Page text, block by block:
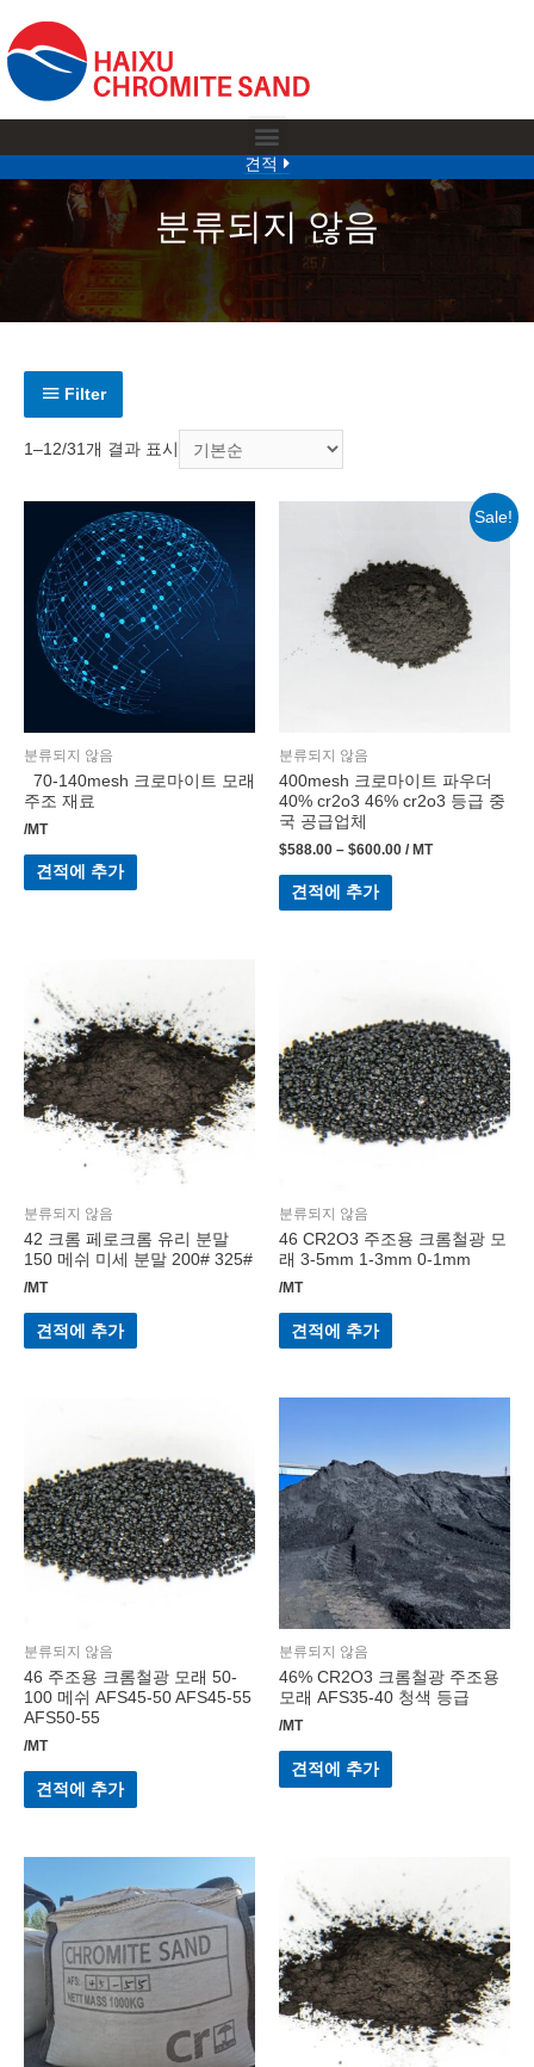
견적
분류되지 않음
Filter
1–12/31개 결과 표시
분류되지 않음
70-140mesh 크로마이트 모래
주조 재료
/MT
견적에 추가
Sale!
분류되지 않음
400mesh 크로마이트 파우더
40% cr2o3 46% cr2o3 등급 중
국 공급업체
$588.00 – $600.00 / MT
견적에 추가
분류되지 않음
42 크롬 페로크롬 유리 분말
150 메쉬 미세 분말 200# 325#
/MT
견적에 추가
분류되지 않음
46 CR2O3 주조용 크롬철광 모
래 3-5mm 1-3mm 0-1mm
/MT
견적에 추가
분류되지 않음
46 주조용 크롬철광 모래 50-
100 메쉬 AFS45-50 AFS45-55
AFS50-55
/MT
견적에 추가
분류되지 않음
46% CR2O3 크롬철광 주조용
모래 AFS35-40 청색 등급
/MT
견적에 추가